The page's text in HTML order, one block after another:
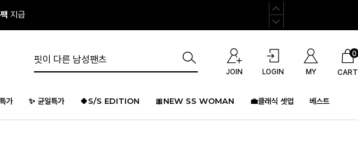
지급
JOIN LOGIN MY CART
0
가 ✨ 균일특가 🍀S/S EDITION 🎀NEW SS WOMAN 💼클래식 셋업 베스트